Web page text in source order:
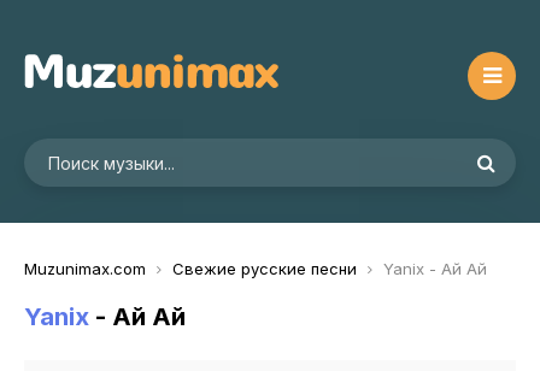
Muzunimax.com Свежие русские песни Yanix - Ай Ай
Yanix - Ай Ай